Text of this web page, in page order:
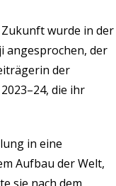
wurde in der
angesprochen, der
der
die ihr
in eine
Aufbau der Welt,